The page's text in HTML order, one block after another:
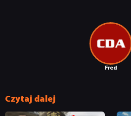
Fred
Czytaj dalej